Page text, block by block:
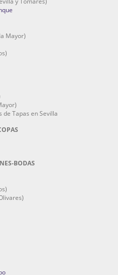
Mayor)
de Tapas en Sevilla
BODAS